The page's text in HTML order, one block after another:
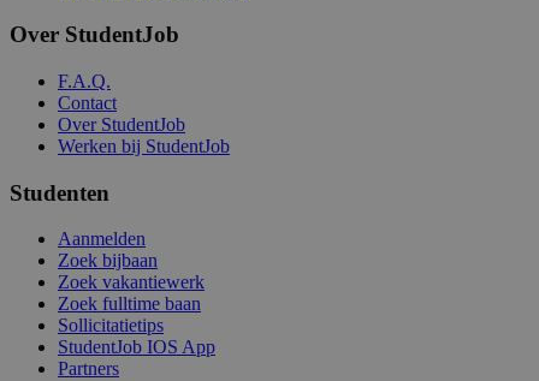
Over StudentJob
F.A.Q.
Contact
Over StudentJob
Werken bij StudentJob
Studenten
Aanmelden
Zoek bijbaan
Zoek vakantiewerk
Zoek fulltime baan
Sollicitatietips
StudentJob IOS App
Partners